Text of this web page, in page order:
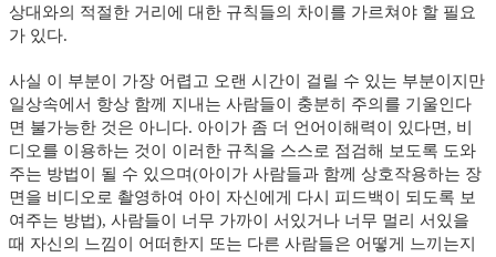
상대와의 적절한 거리에 대한 규칙들의 차이를 가르쳐야 할 필요
가 있다.
사실 이 부분이 가장 어렵고 오랜 시간이 걸릴 수 있는 부분이지만
일상속에서 항상 함께 지내는 사람들이 충분히 주의를 기울인다
면 불가능한 것은 아니다. 아이가 좀 더 언어이해력이 있다면, 비
디오를 이용하는 것이 이러한 규칙을 스스로 점검해 보도록 도와
주는 방법이 될 수 있으며(아이가 사람들과 함께 상호작용하는 장
면을 비디오로 촬영하여 아이 자신에게 다시 피드백이 되도록 보
여주는 방법), 사람들이 너무 가까이 서있거나 너무 멀리 서있을
때 자신의 느낌이 어떠한지 또는 다른 사람들은 어떻게 느끼는지